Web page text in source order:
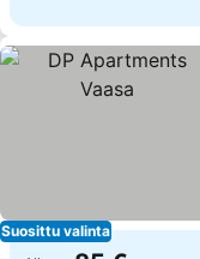
Suosittu valinta